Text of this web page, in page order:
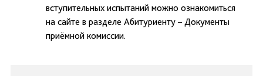
вступительных испытаний можно ознакомиться
на сайте в разделе Абитуриенту – Документы
приёмной комиссии.